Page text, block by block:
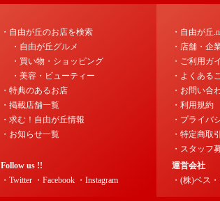
・自由が丘のお店を検索
・自由が丘グルメ
・買い物・ショッピング
・美容・ビューティー
・特典のあるお店
・掲載店舗一覧
・求む！自由が丘情報
・お知らせ一覧
Follow us !!
・Twitter
・Facebook ・Instagram
・自由が丘
・店舗・企
・ご利用ガ
・よくある
・お問い合
・利用規約
・プライバ
・特定商取
・スタッフ
運営会社
・(株)ベス